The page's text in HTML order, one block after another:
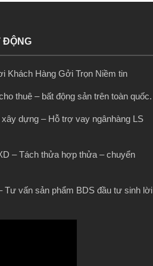
ĐỘNG
Khách Hàng Gởi Trọn Niềm tin
thuê – bất động sản trên toàn quốc.
dựng – Hỗ trợ vay ngânhàng LS
– Tách thửa hợp thửa – chuyển
Tư vấn sản phẩm BDS đầu tư sinh lời